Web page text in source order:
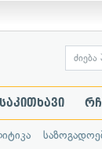
საკითხავი